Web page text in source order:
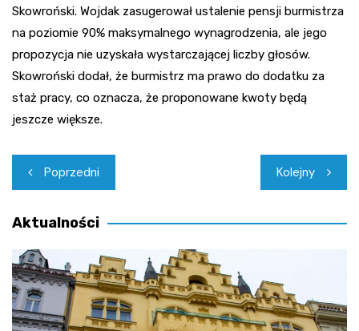
Skowroński. Wojdak zasugerował ustalenie pensji burmistrza
na poziomie 90% maksymalnego wynagrodzenia, ale jego
propozycja nie uzyskała wystarczającej liczby głosów.
Skowroński dodał, że burmistrz ma prawo do dodatku za
staż pracy, co oznacza, że proponowane kwoty będą
jeszcze większe.
Nawigacja
wpisu
Poprzedni Kolejny
Aktualności